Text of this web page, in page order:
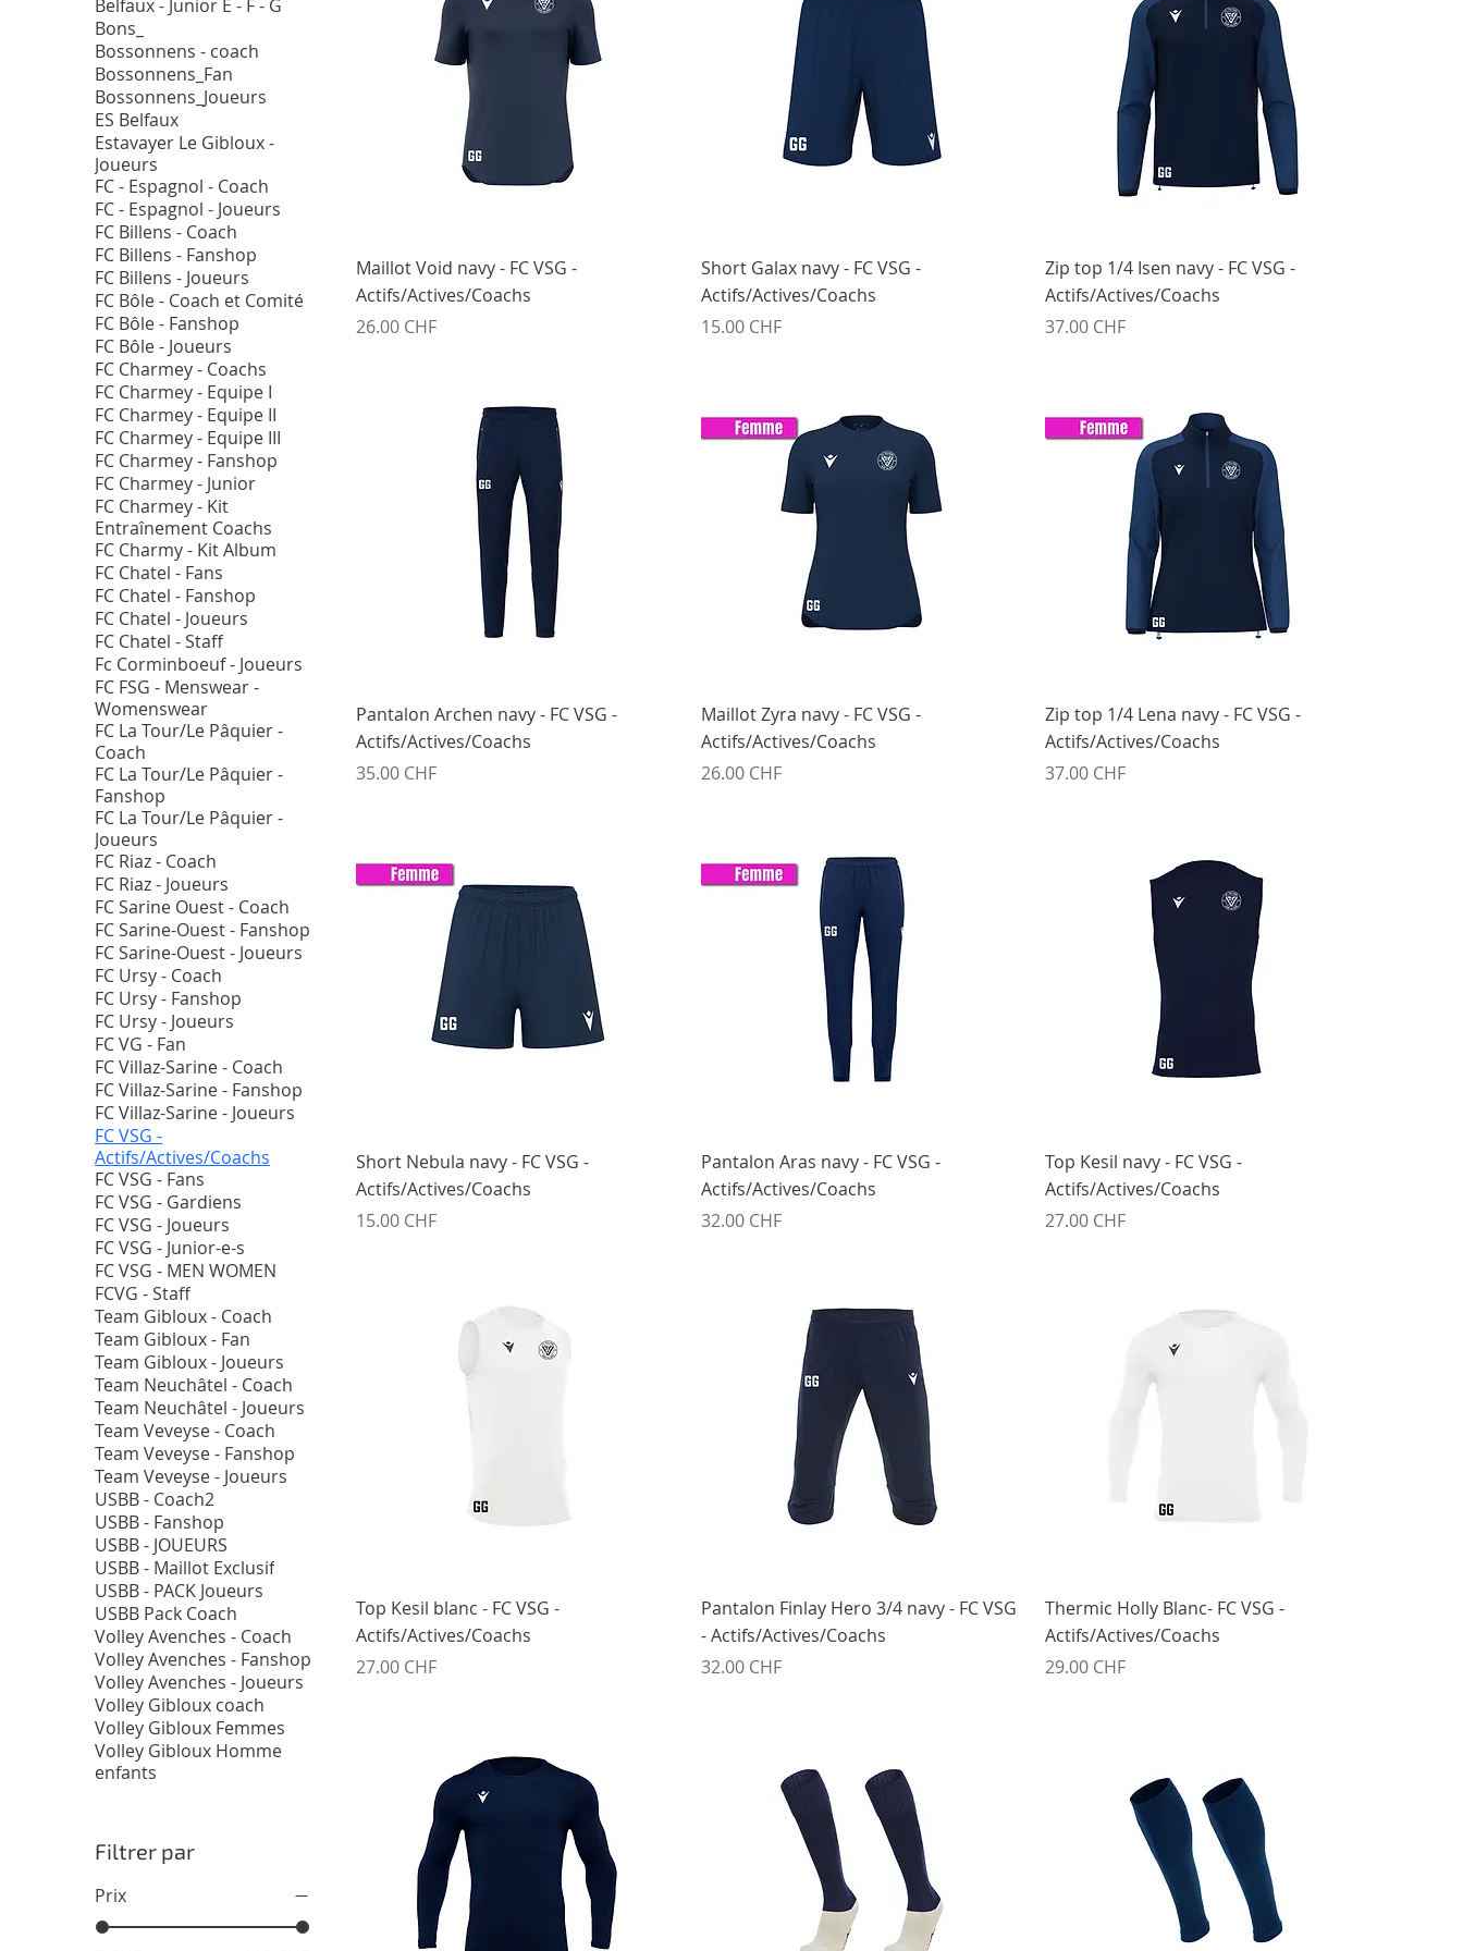
Belfaux - Junior E - F - G
Bons_
Bossonnens - coach
Bossonnens_Fan
Bossonnens_Joueurs
ES Belfaux
Estavayer Le Gibloux -
Joueurs
FC - Espagnol - Coach
FC - Espagnol - Joueurs
FC Billens - Coach
FC Billens - Fanshop
FC Billens - Joueurs
FC Bôle - Coach et Comité
FC Bôle - Fanshop
FC Bôle - Joueurs
FC Charmey - Coachs
FC Charmey - Equipe I
FC Charmey - Equipe II
FC Charmey - Equipe III
FC Charmey - Fanshop
FC Charmey - Junior
FC Charmey - Kit
Entraînement Coachs
FC Charmy - Kit Album
FC Chatel - Fans
FC Chatel - Fanshop
FC Chatel - Joueurs
FC Chatel - Staff
Fc Corminboeuf - Joueurs
FC FSG - Menswear -
Womenswear
FC La Tour/Le Pâquier -
Coach
FC La Tour/Le Pâquier -
Fanshop
FC La Tour/Le Pâquier -
Joueurs
FC Riaz - Coach
FC Riaz - Joueurs
FC Sarine Ouest - Coach
FC Sarine-Ouest - Fanshop
FC Sarine-Ouest - Joueurs
FC Ursy - Coach
FC Ursy - Fanshop
FC Ursy - Joueurs
FC VG - Fan
FC Villaz-Sarine - Coach
FC Villaz-Sarine - Fanshop
FC Villaz-Sarine - Joueurs
FC VSG -
Actifs/Actives/Coachs
FC VSG - Fans
FC VSG - Gardiens
FC VSG - Joueurs
FC VSG - Junior-e-s
FC VSG - MEN WOMEN
FCVG - Staff
Team Gibloux - Coach
Team Gibloux - Fan
Team Gibloux - Joueurs
Team Neuchâtel - Coach
Team Neuchâtel - Joueurs
Team Veveyse - Coach
Team Veveyse - Fanshop
Team Veveyse - Joueurs
USBB - Coach2
USBB - Fanshop
USBB - JOUEURS
USBB - Maillot Exclusif
USBB - PACK Joueurs
USBB Pack Coach
Volley Avenches - Coach
Volley Avenches - Fanshop
Volley Avenches - Joueurs
Volley Gibloux coach
Volley Gibloux Femmes
Volley Gibloux Homme
enfants
Filtrer par
Prix
Maillot Void navy - FC VSG -
Actifs/Actives/Coachs
Prix
26.00 CHF
Short Galax navy - FC VSG -
Actifs/Actives/Coachs
Prix
15.00 CHF
Zip top 1/4 Isen navy - FC VSG -
Actifs/Actives/Coachs
Prix
37.00 CHF
Pantalon Archen navy - FC VSG -
Actifs/Actives/Coachs
Prix
35.00 CHF
Maillot Zyra navy - FC VSG -
Actifs/Actives/Coachs
Prix
26.00 CHF
Zip top 1/4 Lena navy - FC VSG -
Actifs/Actives/Coachs
Prix
37.00 CHF
Short Nebula navy - FC VSG -
Actifs/Actives/Coachs
Prix
15.00 CHF
Pantalon Aras navy - FC VSG -
Actifs/Actives/Coachs
Prix
32.00 CHF
Top Kesil navy - FC VSG -
Actifs/Actives/Coachs
Prix
27.00 CHF
Top Kesil blanc - FC VSG -
Actifs/Actives/Coachs
Prix
27.00 CHF
Pantalon Finlay Hero 3/4 navy - FC VSG
- Actifs/Actives/Coachs
Prix
32.00 CHF
Thermic Holly Blanc- FC VSG -
Actifs/Actives/Coachs
Prix
29.00 CHF